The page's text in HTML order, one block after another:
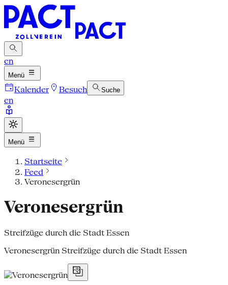
en
Menü
Kalender Besuch Suche
en
Menü
Startseite
Feed
Veronesergrün
Veronesergrün
Streifzüge durch die Stadt Essen
Veronesergrün Streifzüge durch die Stadt Essen